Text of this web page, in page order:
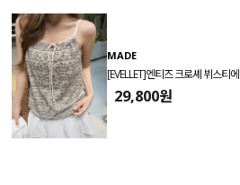
MADE
[EVELLET]엔티즈 크로셰 뷔스티에
29,800원